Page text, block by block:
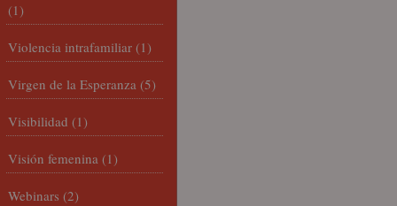
(1)
Violencia intrafamiliar (1)
Virgen de la Esperanza (5)
Visibilidad (1)
Visión femenina (1)
Webinars (2)